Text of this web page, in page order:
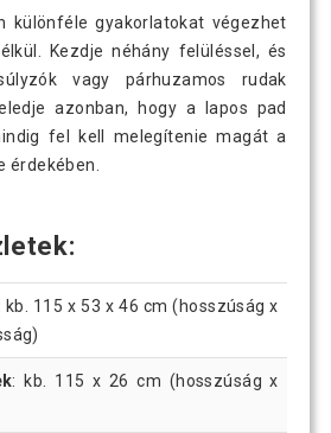
különféle gyakorlatokat végezhet
Kezdje néhány felüléssel, és
vagy párhuzamos rudak
azonban, hogy a lapos pad
fel kell melegítenie magát a
érdekében.
kb. 115 x 53 x 46 cm (hosszúság x
: kb. 115 x 26 cm (hosszúság x